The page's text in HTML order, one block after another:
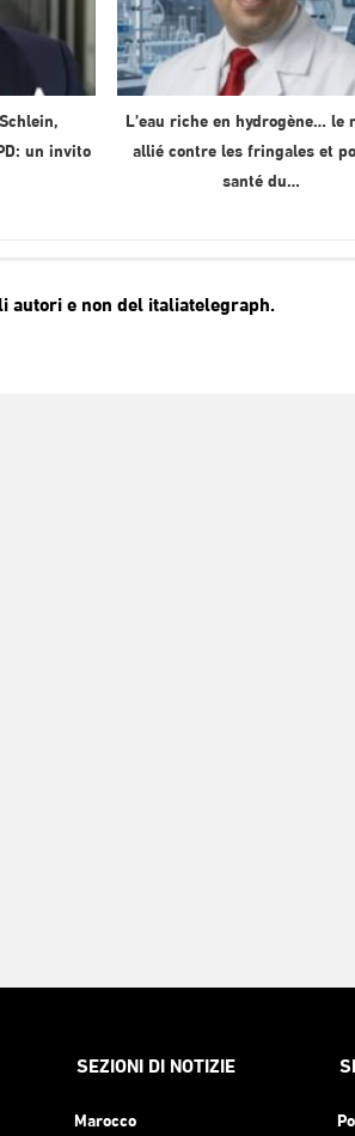
un invito
L’eau riche en hydrogène… le
allié contre les fringales et
santé du…
autori e non del italiatelegraph.
SEZIONI DI NOTIZIE
Marocco